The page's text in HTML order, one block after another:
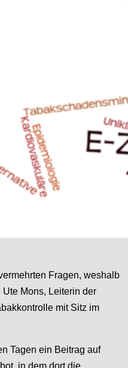
Fragen, weshalb
Mons, Leiterin der
mit Sitz im
Tagen ein Beitrag auf
in dem dort die